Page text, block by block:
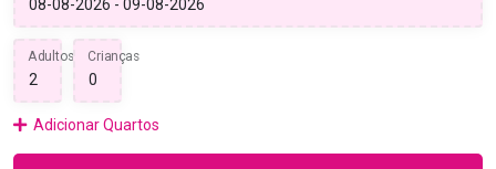
Adultos Crianças
Adicionar Quartos